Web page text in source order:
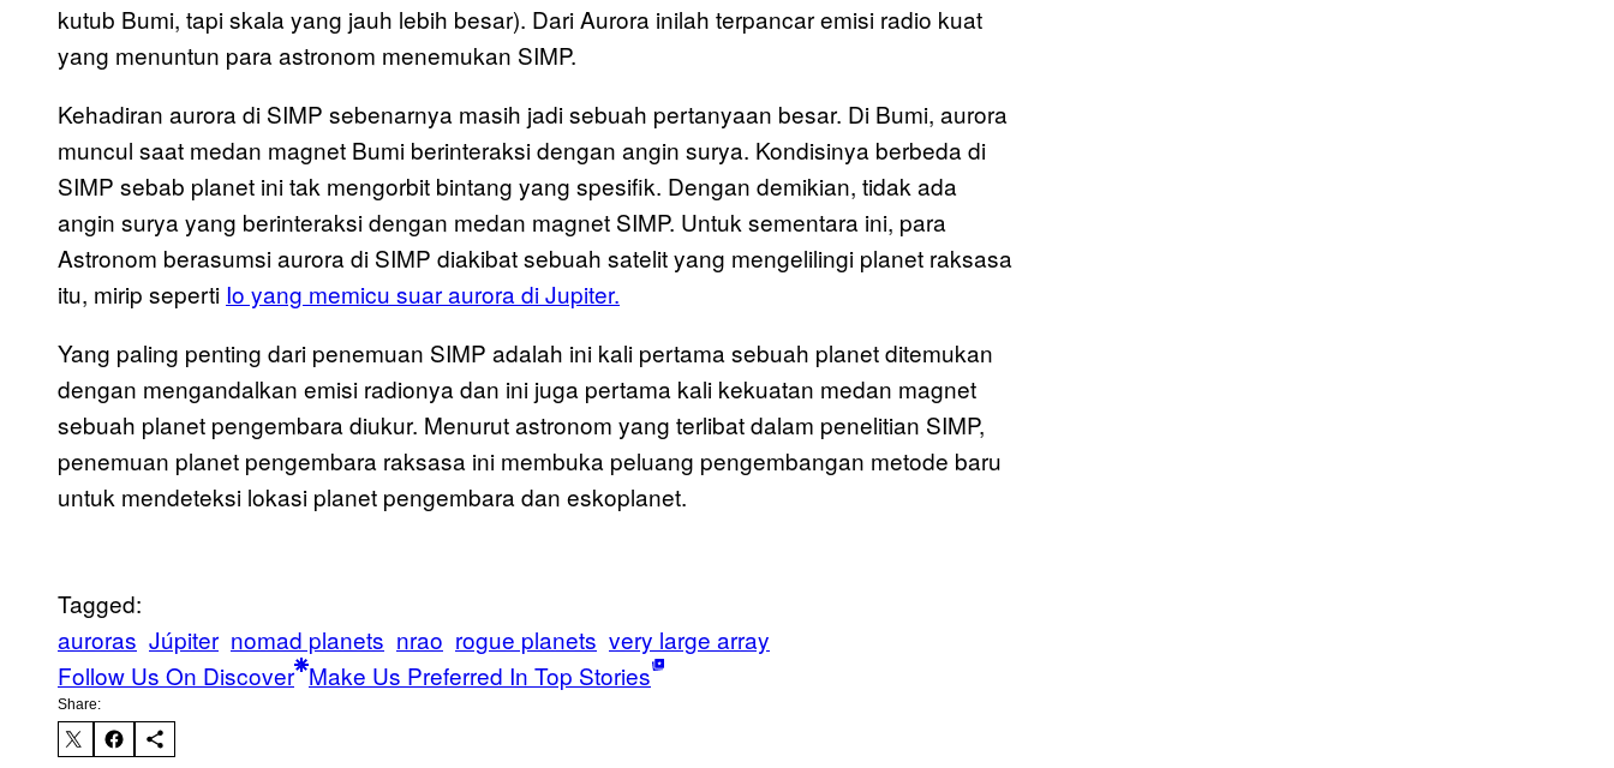
kutub Bumi, tapi skala yang jauh lebih besar). Dari Aurora inilah terpancar emisi radio kuat
yang menuntun para astronom menemukan SIMP.
Kehadiran aurora di SIMP sebenarnya masih jadi sebuah pertanyaan besar. Di Bumi, aurora
muncul saat medan magnet Bumi berinteraksi dengan angin surya. Kondisinya berbeda di
SIMP sebab planet ini tak mengorbit bintang yang spesifik. Dengan demikian, tidak ada
angin surya yang berinteraksi dengan medan magnet SIMP. Untuk sementara ini, para
Astronom berasumsi aurora di SIMP diakibat sebuah satelit yang mengelilingi planet raksasa
itu, mirip seperti Io yang memicu suar aurora di Jupiter.
Yang paling penting dari penemuan SIMP adalah ini kali pertama sebuah planet ditemukan
dengan mengandalkan emisi radionya dan ini juga pertama kali kekuatan medan magnet
sebuah planet pengembara diukur. Menurut astronom yang terlibat dalam penelitian SIMP,
penemuan planet pengembara raksasa ini membuka peluang pengembangan metode baru
untuk mendeteksi lokasi planet pengembara dan eskoplanet.
Tagged:
auroras Júpiter nomad planets nrao rogue planets very large array
Follow Us On Discover Make Us Preferred In Top Stories
Share: